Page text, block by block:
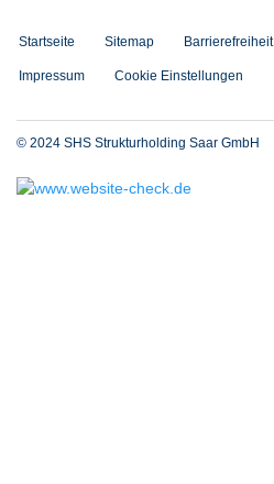
Startseite Sitemap Barrierefreiheit
Impressum Cookie Einstellungen
© 2024 SHS Strukturholding Saar GmbH